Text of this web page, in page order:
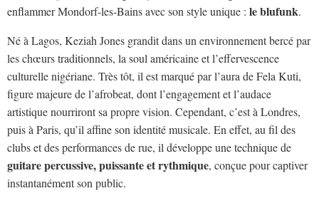
enflammer Mondorf-les-Bains avec son style unique : le blufunk.
Né à Lagos, Keziah Jones grandit dans un environnement bercé par
les chœurs traditionnels, la soul américaine et l’effervescence
culturelle nigériane. Très tôt, il est marqué par l’aura de Fela Kuti,
figure majeure de l’afrobeat, dont l’engagement et l’audace
artistique nourriront sa propre vision. Cependant, c’est à Londres,
puis à Paris, qu’il affine son identité musicale. En effet, au fil des
clubs et des performances de rue, il développe une technique de
guitare percussive, puissante et rythmique, conçue pour captiver
instantanément son public.